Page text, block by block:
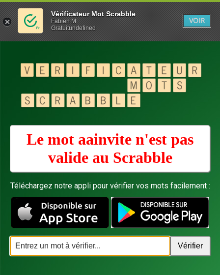
Le mot aainvite n'est pas
valide au Scrabble
Téléchargez notre appli pour vérifier vos mots facilement :
Vérificateur Mot Scrabble
Fabien M
Gratuitundefined
VOIR